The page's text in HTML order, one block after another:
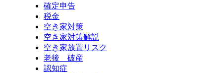
確定申告
税金
空き家対策
空き家対策解説
空き家放置リスク
老後 破産
認知症